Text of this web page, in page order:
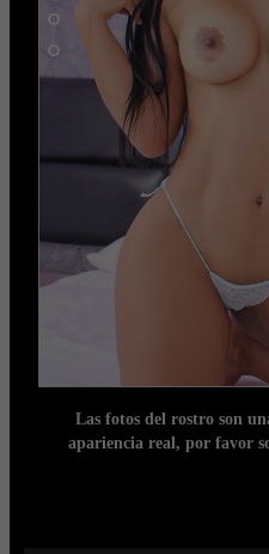
Las fotos del rostro son
apariencia real, por favor